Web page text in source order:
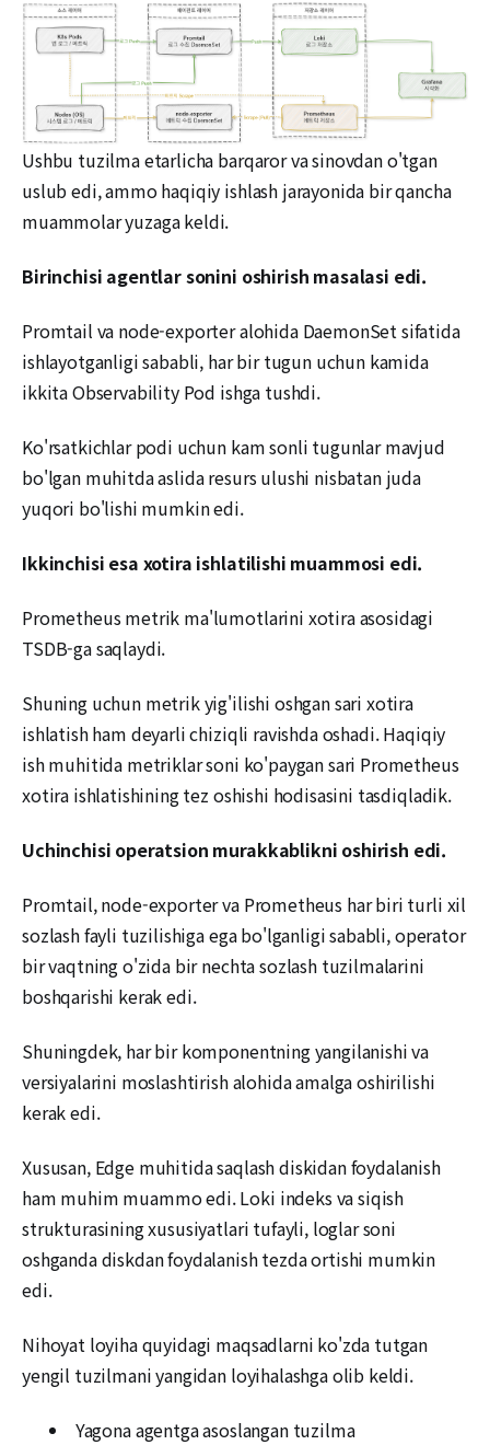
Ushbu tuzilma etarlicha barqaror va sinovdan o'tgan
uslub edi, ammo haqiqiy ishlash jarayonida bir qancha
muammolar yuzaga keldi.
Birinchisi agentlar sonini oshirish masalasi edi.
Promtail va node-exporter alohida DaemonSet sifatida
ishlayotganligi sababli, har bir tugun uchun kamida
ikkita Observability Pod ishga tushdi.
Ko'rsatkichlar podi uchun kam sonli tugunlar mavjud
bo'lgan muhitda aslida resurs ulushi nisbatan juda
yuqori bo'lishi mumkin edi.
Ikkinchisi esa xotira ishlatilishi muammosi edi.
Prometheus metrik ma'lumotlarini xotira asosidagi
TSDB-ga saqlaydi.
Shuning uchun metrik yig'ilishi oshgan sari xotira
ishlatish ham deyarli chiziqli ravishda oshadi. Haqiqiy
ish muhitida metriklar soni ko'paygan sari Prometheus
xotira ishlatishining tez oshishi hodisasini tasdiqladik.
Uchinchisi operatsion murakkablikni oshirish edi.
Promtail, node-exporter va Prometheus har biri turli xil
sozlash fayli tuzilishiga ega bo'lganligi sababli, operator
bir vaqtning o'zida bir nechta sozlash tuzilmalarini
boshqarishi kerak edi.
Shuningdek, har bir komponentning yangilanishi va
versiyalarini moslashtirish alohida amalga oshirilishi
kerak edi.
Xususan, Edge muhitida saqlash diskidan foydalanish
ham muhim muammo edi. Loki indeks va siqish
strukturasining xususiyatlari tufayli, loglar soni
oshganda diskdan foydalanish tezda ortishi mumkin
edi.
Nihoyat loyiha quyidagi maqsadlarni ko'zda tutgan
yengil tuzilmani yangidan loyihalashga olib keldi.
Yagona agentga asoslangan tuzilma